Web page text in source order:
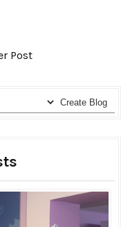
Post